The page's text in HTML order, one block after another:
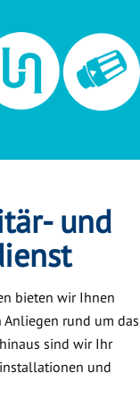
und
bieten wir Ihnen
rund um das
sind wir Ihr
und